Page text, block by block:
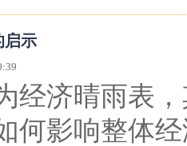
启示
经济晴雨表
何影响整体